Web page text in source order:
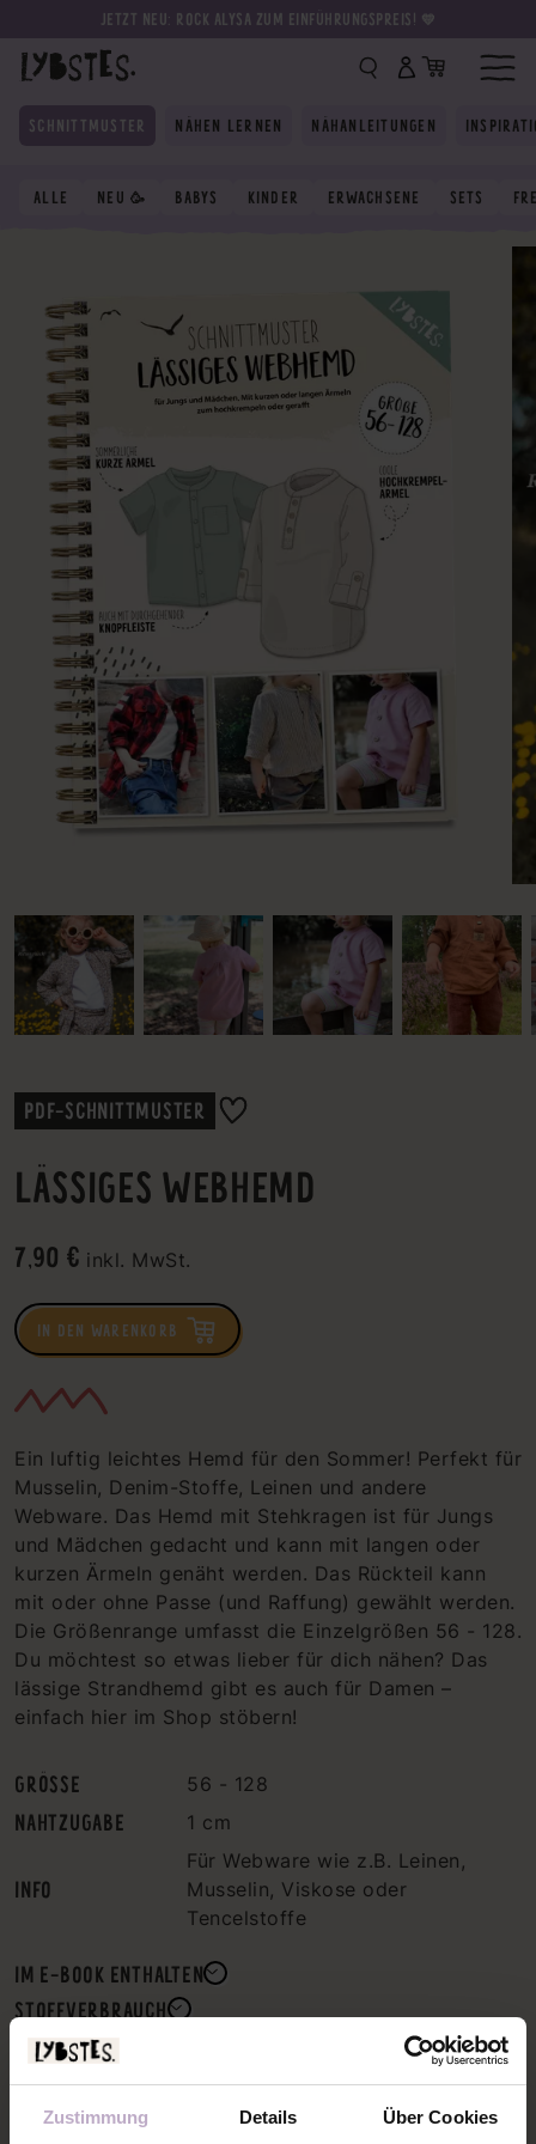
Zustimmung Details Über Cookies
JETZT NEU: ROCK ALYSA ZUM EINFÜHRUNGSPREIS! 💛
SCHNITTMUSTER
ALLE NEU 🥳 BABYS KINDER ERWACHSENE SETS
NÄHEN LERNEN NÄHANLEITUNGEN
PDF-SCHNITTMUSTER
LÄSSIGES WEBHEMD
7,90 € inkl. MwSt.
IN DEN WARENKORB
Ein luftig leichtes Hemd für den Sommer! Perfekt für
Musselin, Denim-Stoffe, Leinen und andere
Webware. Das Hemd mit Stehkragen ist für Jungs
und Mädchen gedacht und kann mit langen oder
kurzen Ärmeln genäht werden. Das Rückteil kann
mit oder ohne Passe (und Raffung) gewählt werden.
Die Größenrange umfasst die Einzelgrößen 56 - 128.
Du möchtest so etwas lieber für dich nähen? Das
lässige Strandhemd gibt es auch für Damen –
einfach hier im Shop stöbern!
GRÖSSE 56 - 128
NAHTZUGABE 1 cm
INFO
Für Webware wie z.B. Leinen,
Musselin, Viskose oder
Tencelstoffe
IM E-BOOK ENTHALTEN
STOFFVERBRAUCH
SCHNITTMUSTERPLAN